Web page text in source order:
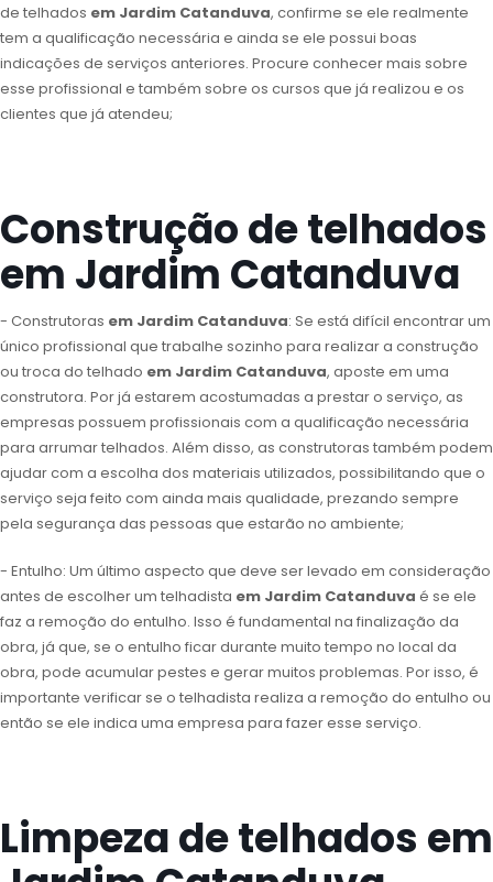
de telhados em Jardim Catanduva, confirme se ele realmente
tem a qualificação necessária e ainda se ele possui boas
indicações de serviços anteriores. Procure conhecer mais sobre
esse profissional e também sobre os cursos que já realizou e os
clientes que já atendeu;
Construção de telhados
em Jardim Catanduva
- Construtoras em Jardim Catanduva: Se está difícil encontrar um
único profissional que trabalhe sozinho para realizar a construção
ou troca do telhado em Jardim Catanduva, aposte em uma
construtora. Por já estarem acostumadas a prestar o serviço, as
empresas possuem profissionais com a qualificação necessária
para arrumar telhados. Além disso, as construtoras também podem
ajudar com a escolha dos materiais utilizados, possibilitando que o
serviço seja feito com ainda mais qualidade, prezando sempre
pela segurança das pessoas que estarão no ambiente;
- Entulho: Um último aspecto que deve ser levado em consideração
antes de escolher um telhadista em Jardim Catanduva é se ele
faz a remoção do entulho. Isso é fundamental na finalização da
obra, já que, se o entulho ficar durante muito tempo no local da
obra, pode acumular pestes e gerar muitos problemas. Por isso, é
importante verificar se o telhadista realiza a remoção do entulho ou
então se ele indica uma empresa para fazer esse serviço.
Limpeza de telhados em